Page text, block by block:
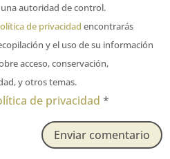
autoridad de control.
de privacidad encontrarás
y el uso de su información
acceso, conservación,
y otros temas.
de privacidad*
Enviar comentario